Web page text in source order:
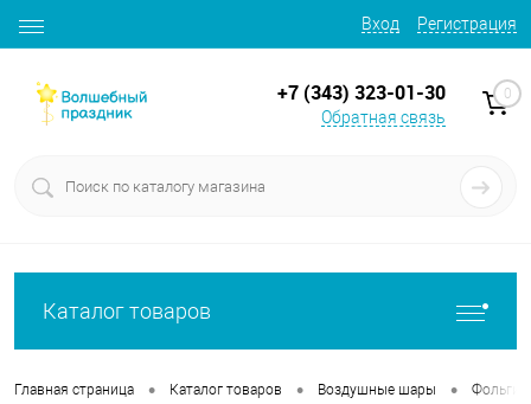
Вход Регистрация
+7 (343) 323-01-30
Обратная связь
0
Каталог товаров
Главная страница • Каталог товаров • Воздушные шары •